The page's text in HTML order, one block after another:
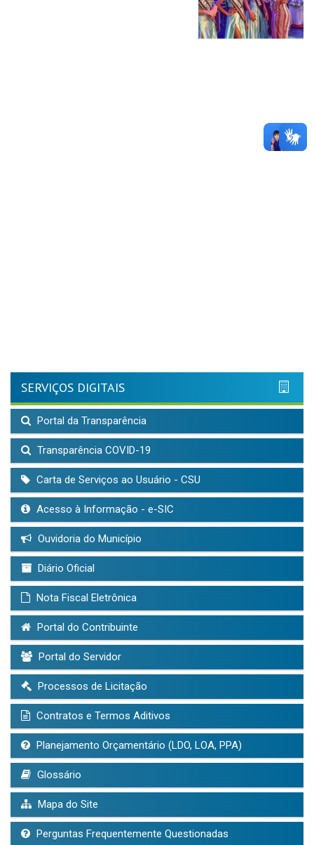
SERVIÇOS DIGITAIS
Portal da Transparência
Transparência COVID-19
Carta de Serviços ao Usuário - CSU
Acesso à Informação - e-SIC
Ouvidoria do Município
Diário Oficial
Nota Fiscal Eletrônica
Portal do Contribuinte
Portal do Servidor
Processos de Licitação
Contratos e Termos Aditivos
Planejamento Orçamentário (LDO, LOA, PPA)
Glossário
Mapa do Site
Perguntas Frequentemente Questionadas